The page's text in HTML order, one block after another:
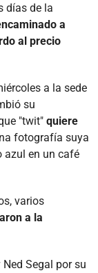
días de la
a
al precio
a la sede
su
"twit" quiere
fotografía suya
azul en un café
varios
a la
Segal por su